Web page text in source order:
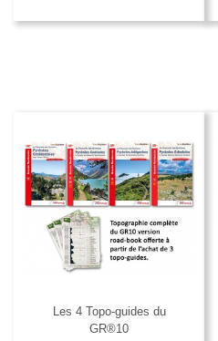
Les 4 Topo-guides du
GR®10